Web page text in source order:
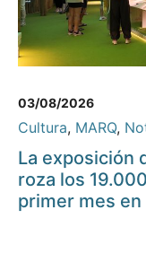
03/08/2026
Cultura, MARQ,
La exposición
roza los
primer mes en